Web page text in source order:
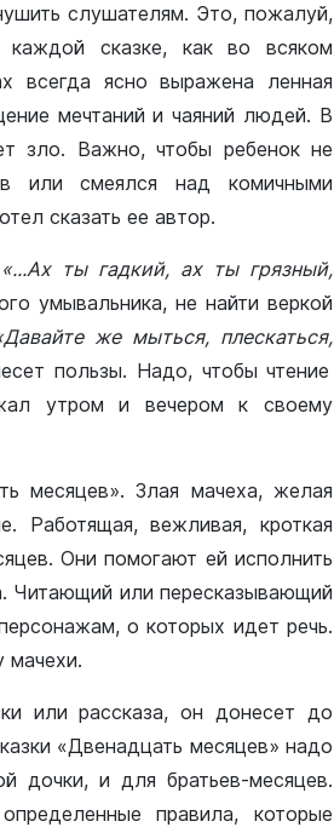
слушателям. Это, пожалуй,
каждой сказке, как во всяком
всегда ясно выражена ленная
мечтаний и чаяний людей. В
зло. Важно, чтобы ребенок не
или смеялся над комичными
сказать ее автор.
«...Ах ты гадкий, ах ты грязный,
умывальника, не найти веркой
же мыться, плескаться,
пользы. Надо, чтобы чтение
утром и вечером к своему
месяцев». Злая мачеха, желая
Работящая, вежливая, кроткая
Они помогают ей исполнить
Читающий или пересказывающий
о которых идет речь.
мачехи.
или рассказа, он донесет до
«Двенадцать месяцев» надо
дочки, и для братьев-месяцев.
правила, которые